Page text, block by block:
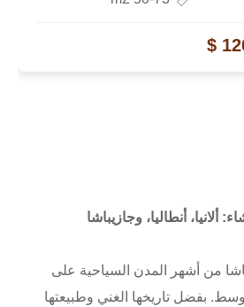
ألانيا، أنطاليا، وجازيباشا
من أشهر المدن السياحية على
بفضل تاريخها الغني وطبيعتها